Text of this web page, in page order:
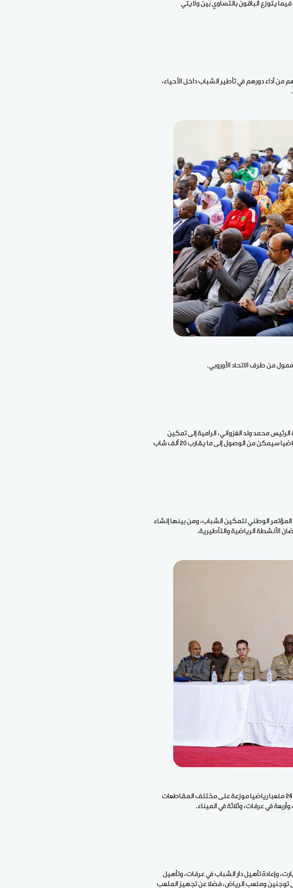
ولاية نواكشوط الجنوبية، فيما يتوزع الباقون بالتساوي بين ولايتي
أداء دورهم في تأطير الشباب داخل الأحياء،
من طرف الاتحاد الأوروبي.
محمد ولد الغزواني، الرامية إلى تمكين
الشباب وتعزيز حضورهم في مختلف مجالات التنمية، مردفا أن تكوين 180 مؤطرا رياضيا سيمكن من الوصول إلى ما يقارب 20 ألف شاب
الوطني لتمكين الشباب، ومن بينها إنشاء
ولفت الوزير إلى أن الحزمة الثانية من برنامج تنمية مدينة نواكشوط تتضمن تهيئة 24 ملعبا رياضيا موزعة على مختلف المقاطعات
في عرفات، وثلاثة في الميناء.
وإعادة تأهيل دار الشباب في عرفات، وتأهيل
وملعب الرياض، فضلا عن تجهيز الملعب